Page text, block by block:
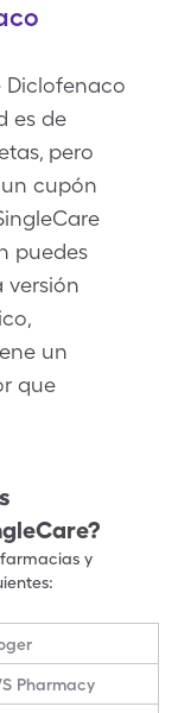
Diclofenaco
es de
pero
cupón
puedes
versión
un
que
y
Pharmacy